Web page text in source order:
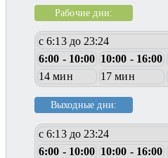
Рабочие дни:
с 6:13 до 23:24
6:00 - 10:00 10:00 - 16:00
14 мин
17 мин
Выходные дни:
с 6:13 до 23:24
6:00 - 10:00 10:00 - 16:00